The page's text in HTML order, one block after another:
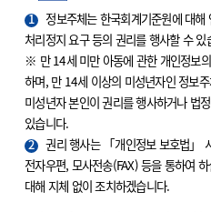
1
정보주체는 한국회계기준원에 대해
처리정지 요구 등의 권리를 행사할 수 있
※ 만 14세 미만 아동에 관한 개인정보
하며, 만 14세 이상의 미성년자인 정보
미성년자 본인이 권리를 행사하거나 법
있습니다.
2
권리 행사는 「개인정보 보호법」
전자우편, 모사전송(FAX) 등을 통하여
대해 지체 없이 조치하겠습니다.